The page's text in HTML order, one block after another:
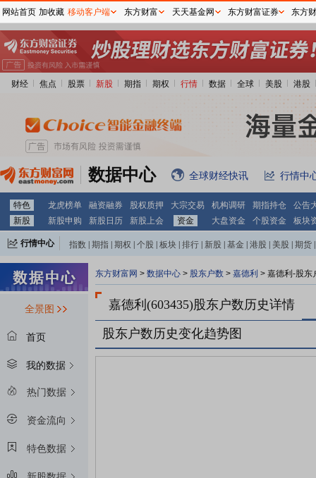
财经 焦点 股票 新股 期指 期权 行情 数据 全球 美股 港股
数据中心 全球财经快讯 行情中
特色 龙虎榜单 融资融券 股权质押 大宗交易 机构调研 期指持仓
公告
新股
新股申购 新股日历 新股上会 资金 大盘资金 个股资金 板块
行情中心 指数 期指 期权 个股 板块 排行 新股 基金 港股 美股 期货
全景图
首页
我的数据
热门数据
资金流向
特色数据
东方财富网 > 数据中心 > 股东户数 > 嘉德利 > 嘉德利-股东
嘉德利(603435)股东户数历史详情
股东户数历史变化趋势图
网站首页 加收藏 移动客户端 东方财富 天天基金网 东方财富证券 东方